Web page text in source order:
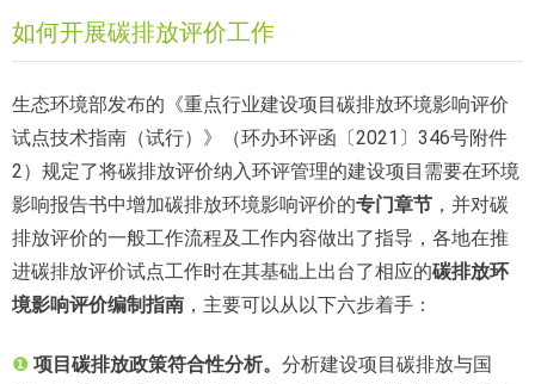
如何开展碳排放评价工作
生态环境部发布的《重点行业建设项目碳排放环境影响评价
试点技术指南（试行）》（环办环评函〔2021〕346号附件
2）规定了将碳排放评价纳入环评管理的建设项目需要在环境
影响报告书中增加碳排放环境影响评价的专门章节 ，并对碳
排放评价的一般工作流程及工作内容做出了指导，各地在推
进碳排放评价试点工作时在其基础上出台了相应的碳排放环
境影响评价编制指南 ，主要可以从以下六步着手：
❶ 项目碳排放政策符合性分析。 分析建设项目碳排放与国